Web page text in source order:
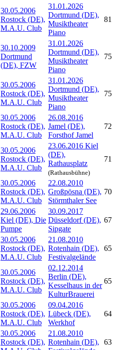
30.05.2006
Rostock (DE),
M.A.U. Club
31.01.2026
Dortmund (DE),
Musiktheater
Piano
81
30.10.2009
Dortmund
(DE), FZW
31.01.2026
Dortmund (DE),
Musiktheater
Piano
75
30.05.2006
Rostock (DE),
M.A.U. Club
31.01.2026
Dortmund (DE),
Musiktheater
Piano
75
30.05.2006
Rostock (DE),
M.A.U. Club
26.08.2016
Jamel (DE),
Forsthof Jamel
72
30.05.2006
Rostock (DE),
M.A.U. Club
23.06.2016 Kiel
(DE),
Rathausplatz
(Rathausbühne)
71
30.05.2006
Rostock (DE),
M.A.U. Club
22.08.2010
Großpösna (DE),
Störmthaler See
70
29.06.2006
Kiel (DE), Die
Pumpe
30.09.2017
Düsseldorf (DE),
Sipgate
67
30.05.2006
Rostock (DE),
M.A.U. Club
21.08.2010
Rotenhain (DE),
Festivalgelände
65
30.05.2006
Rostock (DE),
M.A.U. Club
02.12.2014
Berlin (DE),
Kesselhaus in der
KulturBrauerei
65
30.05.2006
Rostock (DE),
M.A.U. Club
09.04.2016
Lübeck (DE),
Werkhof
64
30.05.2006
Rostock (DE),
21.08.2010
Rotenhain (DE),
63